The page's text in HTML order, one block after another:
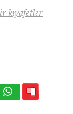
kıyafetler